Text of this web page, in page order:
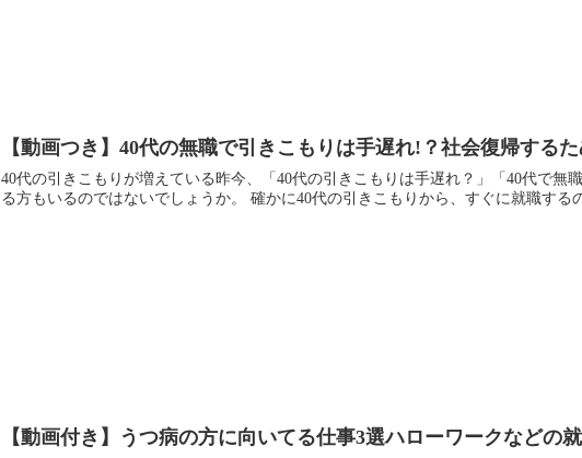
【動画つき】40代の無職で引きこもりは手遅れ!？社会復帰する
40代の引きこもりが増えている昨今、「40代の引きこもりは手遅れ？」「40代で無
る方もいるのではないでしょうか。 確かに40代の引きこもりから、すぐに就職す
【動画付き】うつ病の方に向いてる仕事3選ハローワークなどの